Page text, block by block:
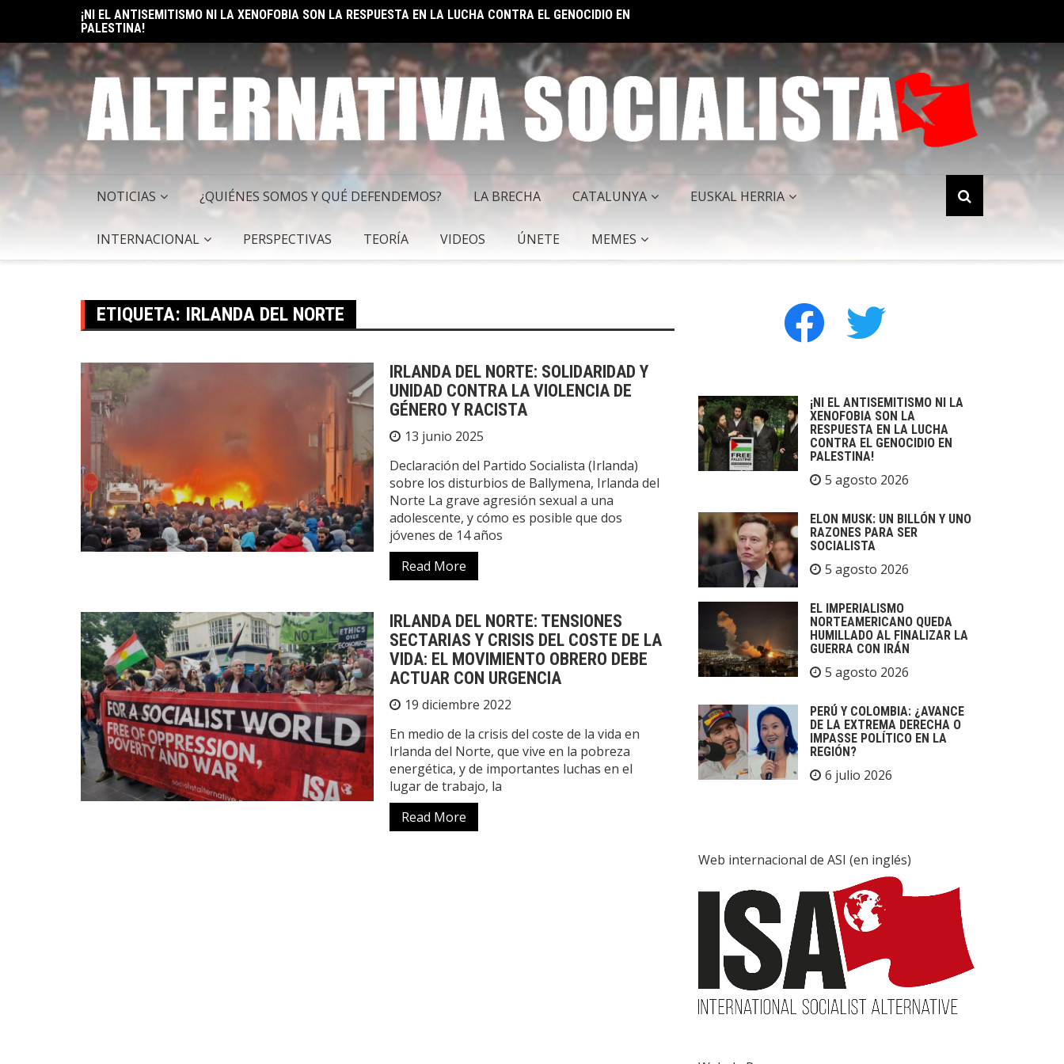
content
¡NI EL ANTISEMITISMO NI LA XENOFOBIA SON LA RESPUESTA EN LA LUCHA CONTRA EL GENOCIDIO EN
PALESTINA!
NOTICIAS ¿QUIÉNES SOMOS Y QUÉ DEFENDEMOS? LA BRECHA CATALUNYA EUSKAL HERRIA
INTERNACIONAL PERSPECTIVAS TEORÍA VIDEOS ÚNETE MEMES
ETIQUETA: IRLANDA DEL NORTE
IRLANDA DEL NORTE: SOLIDARIDAD Y
UNIDAD CONTRA LA VIOLENCIA DE
GÉNERO Y RACISTA
13 junio 2025
Declaración del Partido Socialista (Irlanda)
sobre los disturbios de Ballymena, Irlanda del
Norte La grave agresión sexual a una
adolescente, y cómo es posible que dos
jóvenes de 14 años
Read More
IRLANDA DEL NORTE: TENSIONES
SECTARIAS Y CRISIS DEL COSTE DE LA
VIDA: EL MOVIMIENTO OBRERO DEBE
ACTUAR CON URGENCIA
19 diciembre 2022
En medio de la crisis del coste de la vida en
Irlanda del Norte, que vive en la pobreza
energética, y de importantes luchas en el
lugar de trabajo, la
Read More
facebook twitter
¡NI EL ANTISEMITISMO NI LA
XENOFOBIA SON LA
RESPUESTA EN LA LUCHA
CONTRA EL GENOCIDIO EN
PALESTINA!
5 agosto 2026
ELON MUSK: UN BILLÓN Y UNO
RAZONES PARA SER
SOCIALISTA
5 agosto 2026
EL IMPERIALISMO
NORTEAMERICANO QUEDA
HUMILLADO AL FINALIZAR LA
GUERRA CON IRÁN
5 agosto 2026
PERÚ Y COLOMBIA: ¿AVANCE
DE LA EXTREMA DERECHA O
IMPASSE POLÍTICO EN LA
REGIÓN?
6 julio 2026
Web internacional de ASI (en inglés)